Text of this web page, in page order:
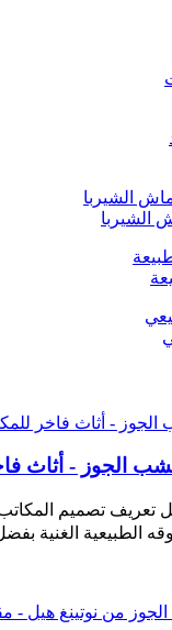
الشيربا
الجوز - أثاث
هيل تعريف تصميم
الغنية بفضل